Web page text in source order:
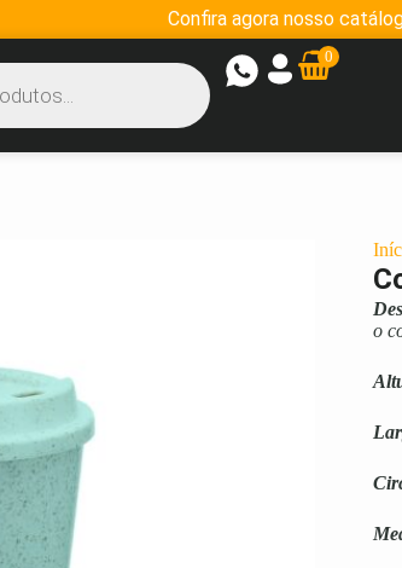
Confira agora nosso
0
o